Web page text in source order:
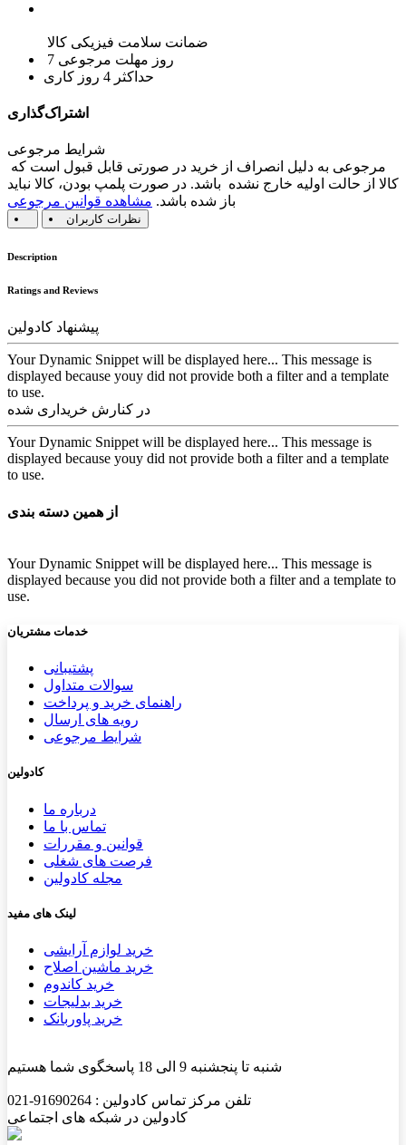
ضمانت سلامت فیزیکی کالا
7 روز مهلت مرجوعی
حداکثر 4 روز کاری
اشتراک‌گذاری
شرایط مرجوعی
کالا از حالت اولیه خارج نشده باشد. در صورت پلمپ بودن، کالا نباید
باز شده باشد. مشاهده قوانین مرجوعی
نظرات کاربران
Description
Ratings and Reviews
پیشنهاد کادولین
Your Dynamic Snippet will be displayed here... This message is
displayed because youy did not provide both a filter and a template
to use.
در کنارش خریداری شده
Your Dynamic Snippet will be displayed here... This message is
displayed because youy did not provide both a filter and a template
to use.
از همین دسته بندی
Your Dynamic Snippet will be displayed here... This message is
displayed because you did not provide both a filter and a template to
use.
خدمات مشتریان
پشتیب​​انی
سوالات متداول
راهنمای خرید و پرداخت
رویه های ارسال
شرایط مرجوعی
کادولین
درباره ما
تماس با ما
قوانین و مقررات
فرصت های شغلی
مجله کادولین
لینک های مفید
خرید لوازم آرایشی
خرید ماشین اصلاح
خرید کاندوم
خرید بدلیجات
خرید پاوربانک
شنبه تا پنجشنبه 9 الی 18 پاسخگوی شما هستیم
تلفن مرکز تماس کادولین : 91690264-021
کادولین در شبکه های اجتماعی